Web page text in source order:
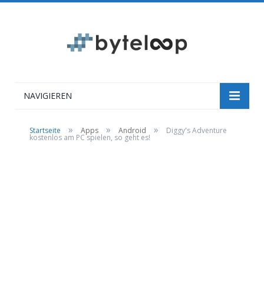
NAVIGIEREN
Startseite » Apps » Android » Diggy's Adventure
kostenlos am PC spielen, so geht es!